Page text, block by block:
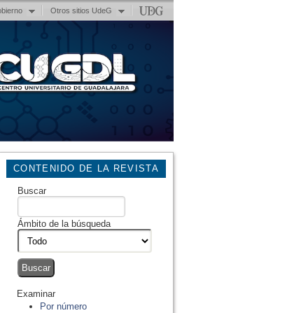
Otros sitios UdeG
CONTENIDO DE LA REVISTA
Buscar
Ámbito de la búsqueda
Examinar
Por número